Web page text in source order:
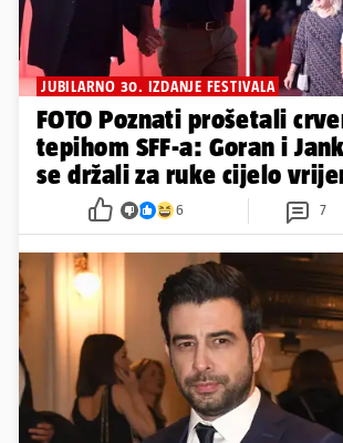
JUBILARNO 30. IZDANJE FESTIVALA
FOTO Poznati prošetali
tepihom SFF-a: Goran i
se držali za ruke cijelo
6 7